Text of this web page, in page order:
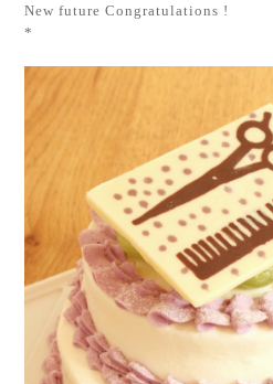
New future Congratulations !
*